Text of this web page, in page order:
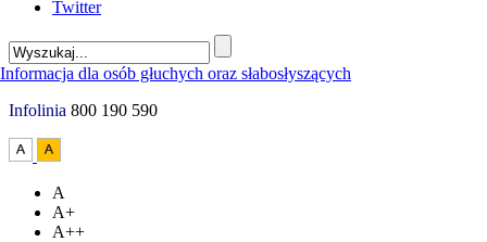
Twitter
Infolinia 800 190 590
A
A+
A++